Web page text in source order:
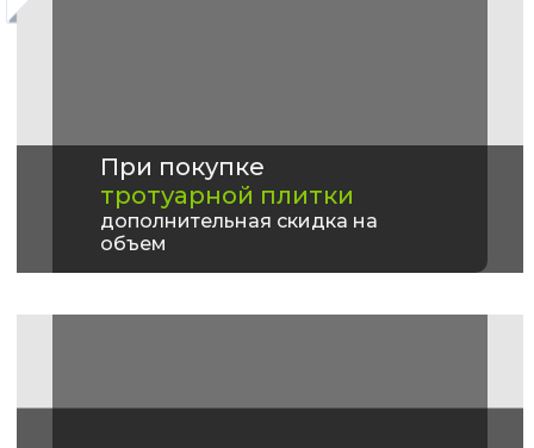
При покупке
тротуарной плитки
дополнительная скидка на
объем